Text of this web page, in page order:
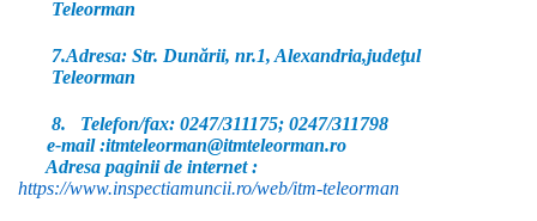
Teleorman
7.Adresa: Str. Dunării, nr.1, Alexandria,judeţul
Teleorman
8. Telefon/fax: 0247/311175; 0247/311798
e-mail:itmteleorman@itmteleorman.ro
Adresa paginii de internet:
https://www.inspectiamuncii.ro/web/itm-teleorman